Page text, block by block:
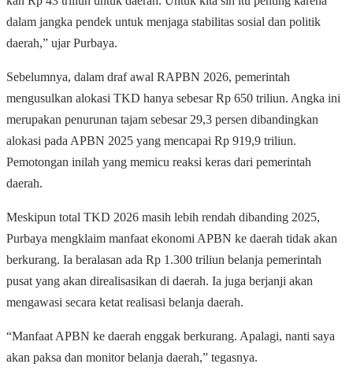
dalam jangka pendek untuk menjaga stabilitas sosial dan politik
daerah,” ujar Purbaya.
Sebelumnya, dalam draf awal RAPBN 2026, pemerintah
mengusulkan alokasi TKD hanya sebesar Rp 650 triliun. Angka ini
merupakan penurunan tajam sebesar 29,3 persen dibandingkan
alokasi pada APBN 2025 yang mencapai Rp 919,9 triliun.
Pemotongan inilah yang memicu reaksi keras dari pemerintah
daerah.
Meskipun total TKD 2026 masih lebih rendah dibanding 2025,
Purbaya mengklaim manfaat ekonomi APBN ke daerah tidak akan
berkurang. Ia beralasan ada Rp 1.300 triliun belanja pemerintah
pusat yang akan direalisasikan di daerah. Ia juga berjanji akan
mengawasi secara ketat realisasi belanja daerah.
“Manfaat APBN ke daerah enggak berkurang. Apalagi, nanti saya
akan paksa dan monitor belanja daerah,” tegasnya.